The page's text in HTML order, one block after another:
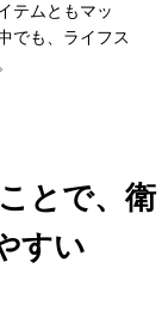
テムともマッ
でも、ライフス
とで、衛
すい